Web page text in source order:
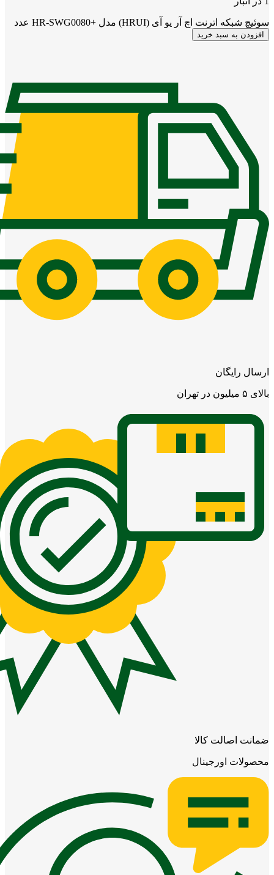
سوئیچ شبکه اترنت اچ آر یو آی (HRUI) مدل +HR-SWG0080 عدد
افزودن به سبد خرید
ارسال رایگان
بالای ۵ میلیون در تهران
ضمانت اصالت کالا
محصولات اورجینال